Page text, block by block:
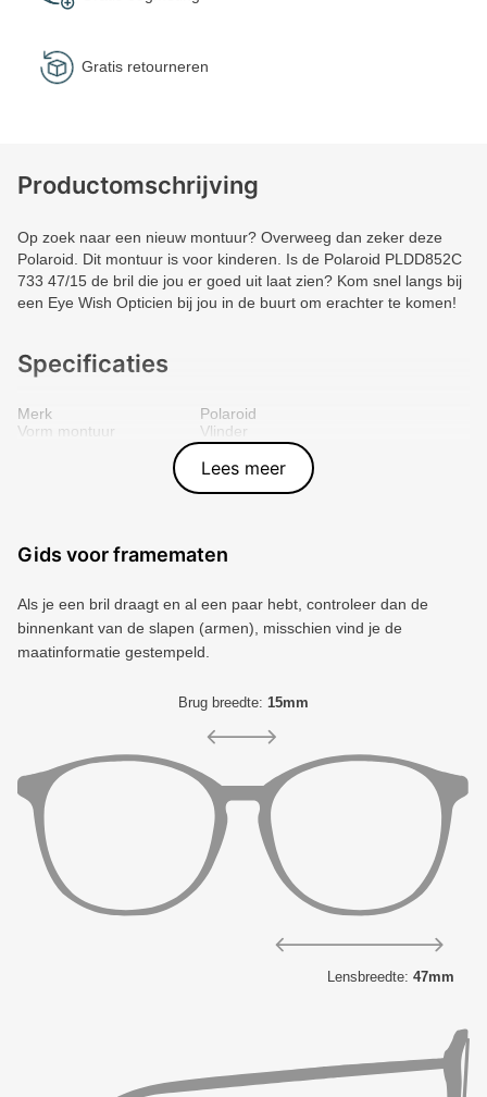
Gratis retourneren
Productomschrijving
Op zoek naar een nieuw montuur? Overweeg dan zeker deze
Polaroid. Dit montuur is voor kinderen. Is de Polaroid PLDD852C
733 47/15 de bril die jou er goed uit laat zien? Kom snel langs bij
een Eye Wish Opticien bij jou in de buurt om erachter te komen!
Specificaties
Merk
Polaroid
Vorm montuur
Vlinder
Ploegen
Plastic
197737343798
Lees meer
Gids voor framematen
Als je een bril draagt ​​en al een paar hebt, controleer dan de
binnenkant van de slapen (armen), misschien vind je de
maatinformatie gestempeld.
Brug breedte: 15mm
Lensbreedte: 47mm